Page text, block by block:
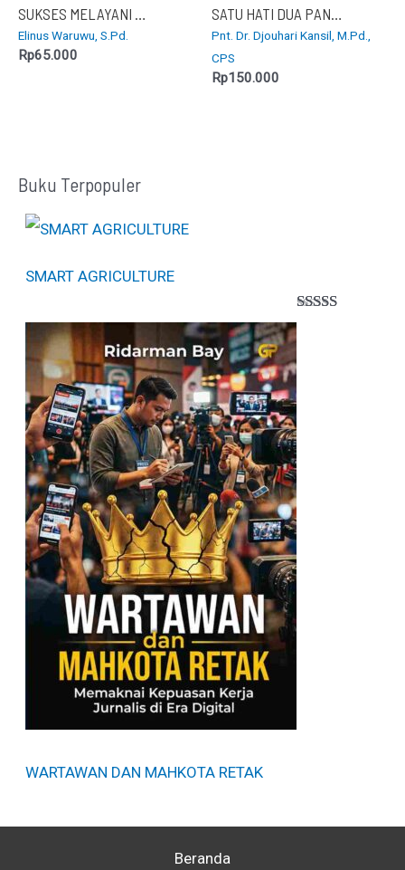
Dinilai
0
dari
5
SUKSES MELAYANI DENGAN HATI
Elinus Waruwu, S.Pd.
Rp65.000
Dinilai
0
dari
SATU HATI DUA PANGGILAN
Pnt. Dr. Djouhari Kansil, M.Pd.,
CPS
Rp150.000
Buku Terpopuler
SMART AGRICULTURE
WARTAWAN DAN MAHKOTA RETAK
Beranda